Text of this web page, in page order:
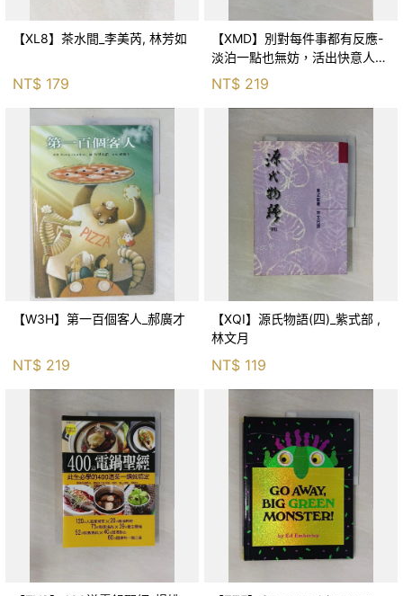
【XL8】茶水間_李美芮, 林芳如
NT$ 179
【XMD】別對每件事都有反應-
淡泊一點也無妨，活出快意人生
的99個禪練習！_枡野俊明, 黃
薇嬪
NT$ 219
【W3H】第一百個客人_郝廣才
NT$ 219
【XQI】源氏物語(四)_紫式部 ,
林文月
NT$ 119